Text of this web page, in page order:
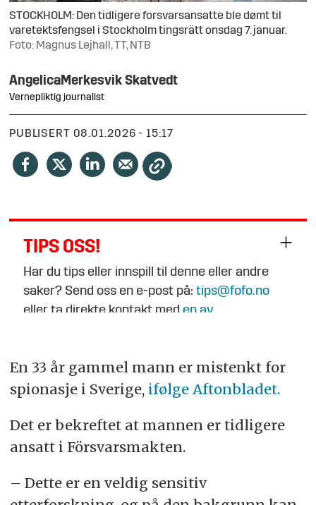
STOCKHOLM: Den tidligere forsvarsansatte ble dømt til
varetektsfengsel i Stockholm tingsrätt onsdag 7. januar.
Foto: Magnus Lejhall, TT, NTB
AngelicaMerkesvik Skatvedt
Vernepliktig journalist
PUBLISERT 08.01.2026 - 15:17
TIPS OSS!
Har du tips eller innspill til denne eller andre
saker? Send oss en e-post på:tips@fofo.no
eller ta direkte kontakt med en av
En 33 år gammel mann er mistenkt for
spionasje i Sverige, ifølge Aftonbladet.
Det er bekreftet at mannen er tidligere
ansatt i Försvarsmakten.
– Dette er en veldig sensitiv